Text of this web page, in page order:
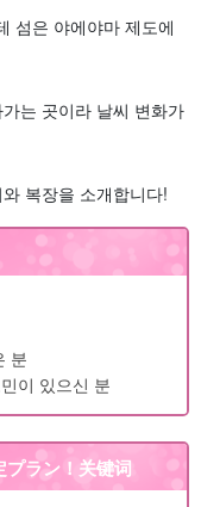
주 묻는 질문(FAQ)
섬은 야에야마 제도에
는 곳이라 날씨 변화가
복장을 소개합니다!
분
이 있으신 분
ラン！ 关键词